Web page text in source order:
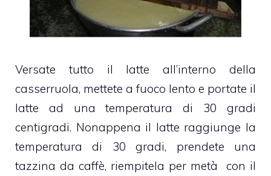
Versate tutto il latte all’interno della
casserruola, mettete a fuoco lento e portate il
latte ad una temperatura di 30 gradi
centigradi. Nonappena il latte raggiunge la
temperatura di 30 gradi, prendete una
tazzina da caffè, riempitela per metà con il